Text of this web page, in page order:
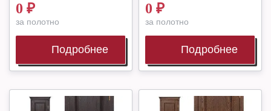
0 ₽
за полотно
Подробнее
0 ₽
за полотно
Подробнее